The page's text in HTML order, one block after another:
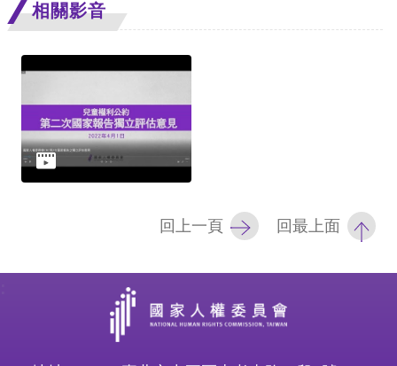
相關影音
回上一頁 回最上面